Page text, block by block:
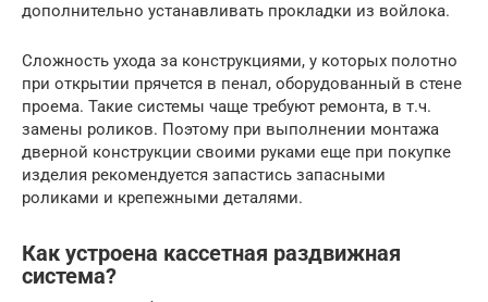
дополнительно устанавливать прокладки из войлока.
Сложность ухода за конструкциями, у которых полотно
при открытии прячется в пенал, оборудованный в стене
проема. Такие системы чаще требуют ремонта, в т.ч.
замены роликов. Поэтому при выполнении монтажа
дверной конструкции своими руками еще при покупке
изделия рекомендуется запастись запасными
роликами и крепежными деталями.
Как устроена кассетная раздвижная
система?